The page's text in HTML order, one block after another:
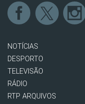
NOTÍCIAS
DESPORTO
TELEVISÃO
RÁDIO
RTP ARQUIVOS